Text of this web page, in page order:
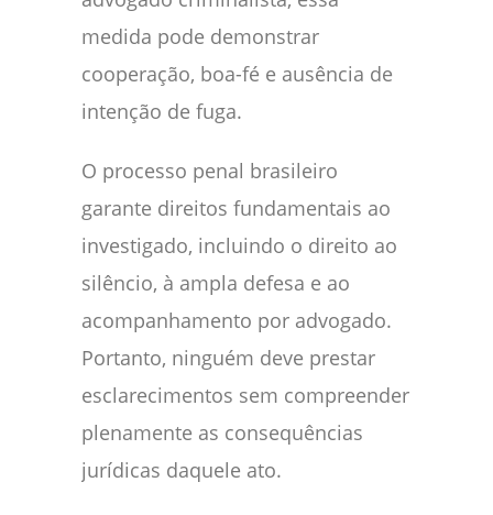
medida pode demonstrar
cooperação, boa-fé e ausência de
intenção de fuga.
O processo penal brasileiro
garante direitos fundamentais ao
investigado, incluindo o direito ao
silêncio, à ampla defesa e ao
acompanhamento por advogado.
Portanto, ninguém deve prestar
esclarecimentos sem compreender
plenamente as consequências
jurídicas daquele ato.